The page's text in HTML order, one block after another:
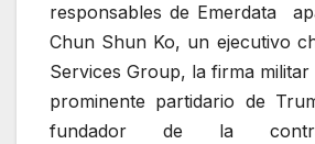
responsables de Emerdata
Chun Shun Ko, un ejecutivo
Services Group, la firma
prominente partidario de
fundador de la